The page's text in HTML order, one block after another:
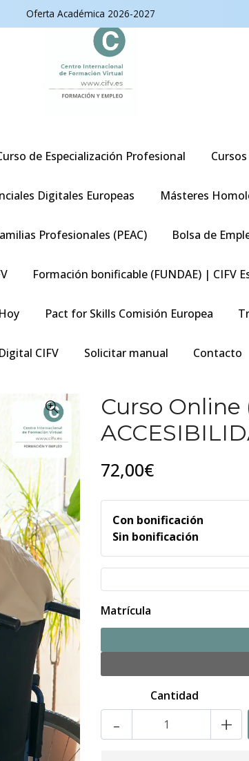
Oferta Académica 2026-2027
de Especialización Profesional
Digitales Europeas Másteres
Profesionales (PEAC) Bolsa de
Formación bonificable (FUNDAE) | CIFV
Pact for Skills Comisión Europea
CIFV Solicitar manual Contacto
Curso Online
72,00€
Con bonificación
Sin bonificación
Matrícula
Cantidad
- +